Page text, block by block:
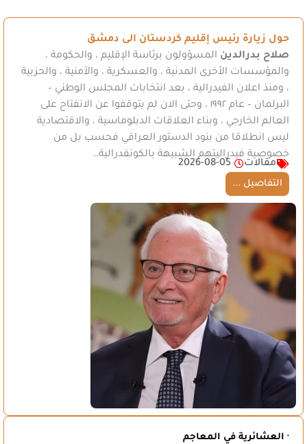
حول زيارة رئيس إقليم كردستان الى دمشق
صلاح بدرالدين المسؤولون برئاسة الإقليم ، والحكومة ،
والمؤسسات الأخرى المدنية ، والعسكرية ، والأمنية ، والحزبية
، ومنذ اعلان الفيدرالية ، بعد انتخابات المجلس الوطني –
البرلمان – عام ١٩٩٢ ، وحتى الان لم يتوقفوا عن الانفتاح على
العالم الخارجي ، وبناء العلاقات الدبلوماسية ، والاقتصادية
ليس انطلاقا من بنود الدستور العراقي فحسب بل من
خصوصية فيدراليتهم الشبيهة بالكونفدرالية…
مقالات
2026-08-05
التفاصيل ...
· العشائرية في المعاجم